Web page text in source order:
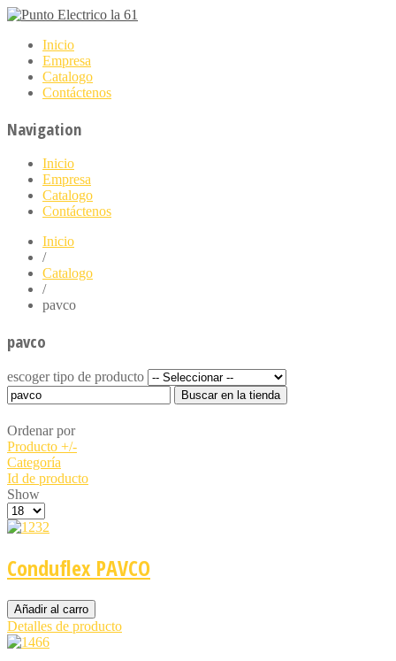
Inicio
Empresa
Catalogo
Contáctenos
Navigation
Inicio
Empresa
Catalogo
Contáctenos
Inicio
/
Catalogo
/
pavco
pavco
escoger tipo de producto
Ordenar por
Producto +/-
Categoría
Id de producto
Show
Conduflex PAVCO
Detalles de producto